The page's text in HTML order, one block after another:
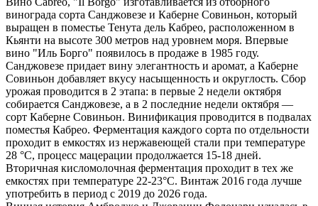
винограда сорта Санджовезе и Каберне Совиньон, который
выращен в поместье Тенута дель Кабрео, расположенном в
Кьянти на высоте 300 метров над уровнем моря. Впервые
вино "Иль Борго" появилось в продаже в 1985 году.
Санджовезе придает вину элегантность и аромат, а Каберне
Совиньон добавляет вкусу насыщенность и округлость. Сбор
урожая проводится в 2 этапа: в первые 2 недели октября
собирается Санджовезе, а в 2 последние недели октября —
сорт Каберне Совиньон. Винификация проводится в подвалах
поместья Кабрео. Ферментация каждого сорта по отдельности
проходит в емкостях из нержавеющей стали при температуре
28 °С, процесс мацерации продолжается 15-18 дней.
Вторичная кисломолочная ферментация проходит в тех же
емкостях при температуре 22-23°С. Винтаж 2016 года лучше
употребить в период с 2019 до 2026 года.